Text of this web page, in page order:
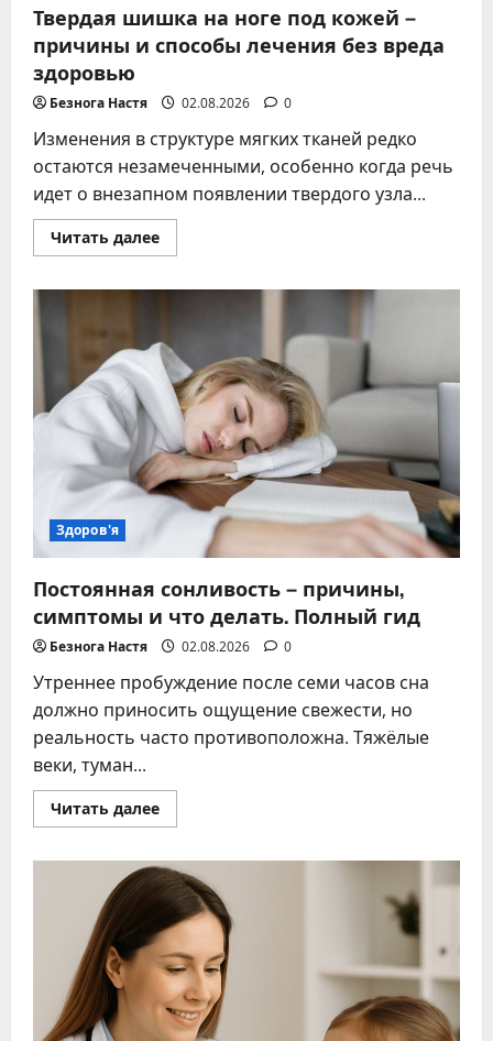
Твердая шишка на ноге под кожей –
причины и способы лечения без вреда
здоровью
Безнога Настя 02.08.2026 0
Изменения в структуре мягких тканей редко
остаются незамеченными, особенно когда речь
идет о внезапном появлении твердого узла...
Читать далееПрочитать
больше
под
кожей
–
причины
способы
лечения
без
вреда
здоровью
Здоров'я
Постоянная сонливость – причины,
симптомы и что делать. Полный гид
Безнога Настя 02.08.2026 0
Утреннее пробуждение после семи часов сна
должно приносить ощущение свежести, но
реальность часто противоположна. Тяжёлые
веки, туман...
Читать далееПрочитать
больше
сонливость
–
причины,
симптомы
и
что
делать.
Полный
гид